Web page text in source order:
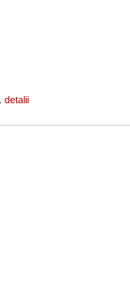
detalii